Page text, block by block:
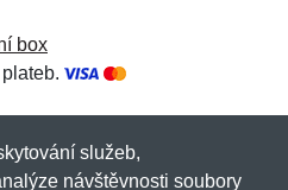
box
služeb,
návštěvnosti soubory